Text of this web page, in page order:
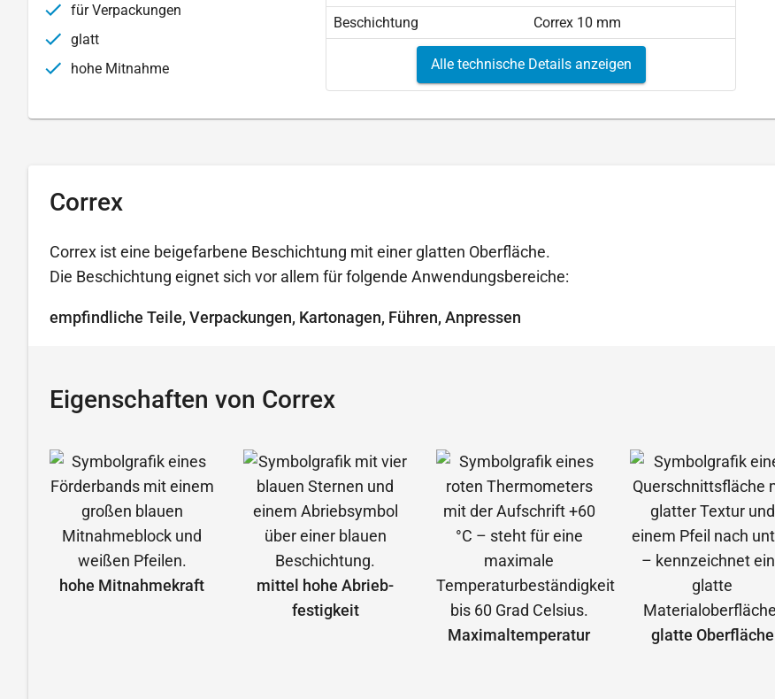
für Verpackungen
glatt
hohe Mitnahme
Beschichtung
Correx 10 mm
Alle technische Details anzeigen
Correx
Correx ist eine beigefarbene Beschichtung mit einer glatten Oberfläche.
Die Beschichtung eignet sich vor allem für folgende Anwendungsbereiche:
empfindliche Teile, Verpackungen, Kartonagen, Führen, Anpressen
Eigenschaften von Correx
hohe Mitnahmekraft
mittel hohe Abrieb­
festigkeit
Maximal­temperatur
glatte Oberfläche